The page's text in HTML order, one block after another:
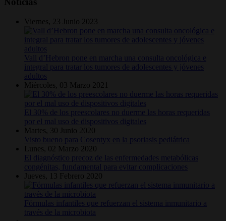
Viernes, 23 Junio 2023
Vall d’Hebron pone en marcha una consulta oncológica e
integral para tratar los tumores de adolescentes y jóvenes
adultos
Miércoles, 03 Marzo 2021
El 30% de los preescolares no duerme las horas requeridas
por el mal uso de dispositivos digitales
Martes, 30 Junio 2020
Visto bueno para Cosentyx en la psoriasis pediátrica
Lunes, 02 Marzo 2020
El diagnóstico precoz de las enfermedades metabólicas
congénitas, fundamental para evitar complicaciones
Jueves, 13 Febrero 2020
Fórmulas infantiles que refuerzan el sistema inmunitario a
través de la microbiota